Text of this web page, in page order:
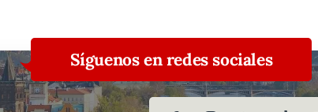
Síguenos en redes sociales